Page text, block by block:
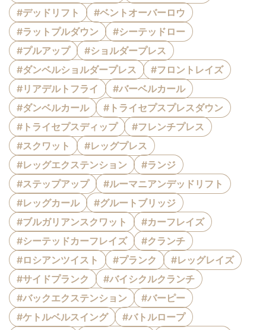
#デッドリフト
#ベントオーバーロウ
#ラットプルダウン
#シーテッドロー
#プルアップ
#ショルダープレス
#ダンベルショルダープレス
#フロントレイズ
#リアデルトフライ
#バーベルカール
#ダンベルカール
#トライセプスプレスダウン
#トライセプスディップ
#フレンチプレス
#スクワット
#レッグプレス
#レッグエクステンション
#ランジ
#ステップアップ
#ルーマニアンデッドリフト
#レッグカール
#グルートブリッジ
#ブルガリアンスクワット
#カーフレイズ
#シーテッドカーフレイズ
#クランチ
#ロシアンツイスト
#プランク
#レッグレイズ
#サイドプランク
#バイシクルクランチ
#バックエクステンション
#バーピー
#ケトルベルスイング
#バトルロープ